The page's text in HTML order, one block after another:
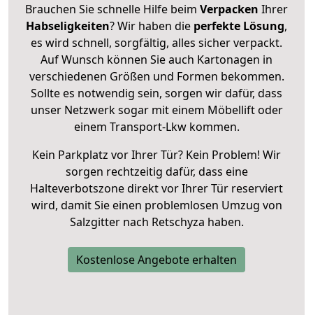
Brauchen Sie schnelle Hilfe beim Verpacken Ihrer
Habseligkeiten? Wir haben die perfekte Lösung,
es wird schnell, sorgfältig, alles sicher verpackt.
Auf Wunsch können Sie auch Kartonagen in
verschiedenen Größen und Formen bekommen.
Sollte es notwendig sein, sorgen wir dafür, dass
unser Netzwerk sogar mit einem Möbellift oder
einem Transport-Lkw kommen.
Kein Parkplatz vor Ihrer Tür? Kein Problem! Wir
sorgen rechtzeitig dafür, dass eine
Halteverbotszone direkt vor Ihrer Tür reserviert
wird, damit Sie einen problemlosen Umzug von
Salzgitter nach Retschyza haben.
Kostenlose Angebote erhalten